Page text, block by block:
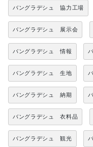
バングラデシュ 協力工場
バングラデシュ 展示会
バングラデシュ 情報
バングラデシュ 生地
バングラデシュ 納期
バングラデシュ 衣料品
バングラデシュ 観光